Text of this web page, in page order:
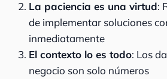
La paciencia es una virtud:
de implementar soluciones
inmediatamente
El contexto lo es todo: Los
negocio son solo números